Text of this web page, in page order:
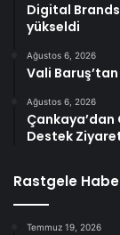
Digital
yükseldi
Ağustos 6, 2026
Vali
Ağustos 6, 2026
Çankaya’dan
Destek
Rastgele
Temmuz 19, 2026